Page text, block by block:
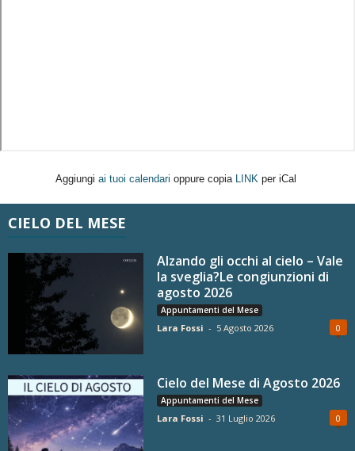
Aggiungi ai tuoi calendari oppure copia LINK per iCal
CIELO DEL MESE
Alzando gli occhi al cielo – Vale
la sveglia?Le congiunzioni di
agosto 2026
Appuntamenti del Mese
Lara Fossi - 5 Agosto 2026 0
Cielo del Mese di Agosto 2026
Appuntamenti del Mese
Lara Fossi - 31 Luglio 2026 0